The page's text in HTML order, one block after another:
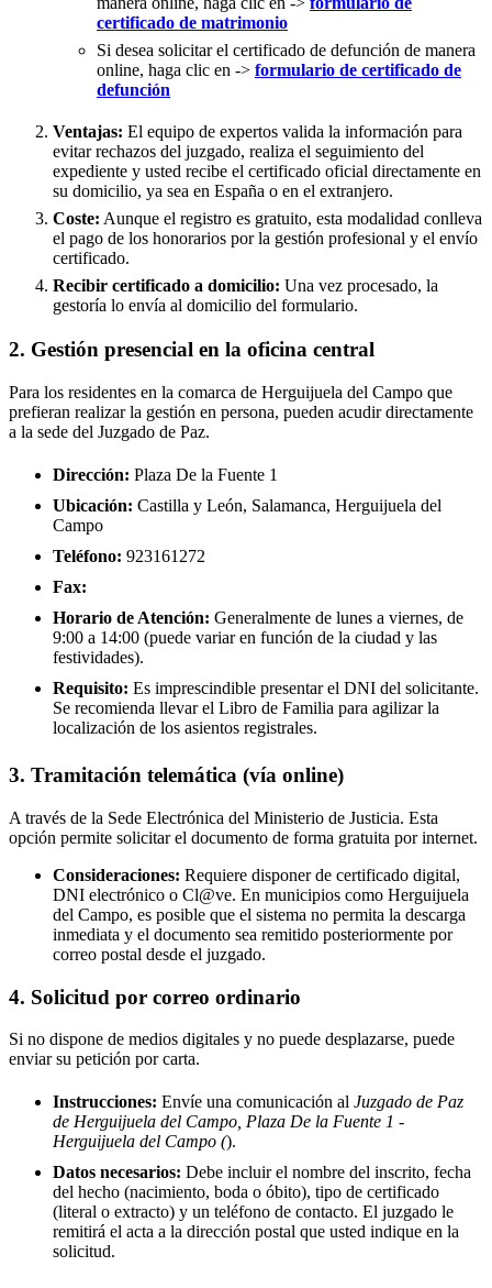
certificado de matrimonio
Si desea solicitar el certificado de defunción de manera
online, haga clic en -> formulario de certificado de
defunción
Ventajas: El equipo de expertos valida la información para
evitar rechazos del juzgado, realiza el seguimiento del
expediente y usted recibe el certificado oficial directamente en
su domicilio, ya sea en España o en el extranjero.
Coste: Aunque el registro es gratuito, esta modalidad conlleva
el pago de los honorarios por la gestión profesional y el envío
certificado.
Recibir certificado a domicilio: Una vez procesado, la
gestoría lo envía al domicilio del formulario.
2. Gestión presencial en la oficina central
Para los residentes en la comarca de Herguijuela del Campo que
prefieran realizar la gestión en persona, pueden acudir directamente
a la sede del Juzgado de Paz.
Dirección: Plaza De la Fuente 1
Ubicación: Castilla y León, Salamanca, Herguijuela del
Campo
Teléfono: 923161272
Fax:
Horario de Atención: Generalmente de lunes a viernes, de
9:00 a 14:00 (puede variar en función de la ciudad y las
festividades).
Requisito: Es imprescindible presentar el DNI del solicitante.
Se recomienda llevar el Libro de Familia para agilizar la
localización de los asientos registrales.
3. Tramitación telemática (vía online)
A través de la Sede Electrónica del Ministerio de Justicia. Esta
opción permite solicitar el documento de forma gratuita por internet.
Consideraciones: Requiere disponer de certificado digital,
DNI electrónico o Cl@ve. En municipios como Herguijuela
del Campo, es posible que el sistema no permita la descarga
inmediata y el documento sea remitido posteriormente por
correo postal desde el juzgado.
4. Solicitud por correo ordinario
Si no dispone de medios digitales y no puede desplazarse, puede
enviar su petición por carta.
Instrucciones: Envíe una comunicación al Juzgado de Paz
de Herguijuela del Campo, Plaza De la Fuente 1 -
Herguijuela del Campo ().
Datos necesarios: Debe incluir el nombre del inscrito, fecha
del hecho (nacimiento, boda o óbito), tipo de certificado
(literal o extracto) y un teléfono de contacto. El juzgado le
remitirá el acta a la dirección postal que usted indique en la
solicitud.